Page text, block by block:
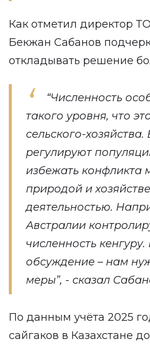
Как отметил директор
Бекжан Сабанов
откладывать решение
“Численность
такого уровня, что
сельского-
регулируют
избежать конфликта
природой и
деятельностью.
Австралии
численность
обсуждение – нам
меры”, - сказал
По данным учёта 2025
сайгаков в Казахстане